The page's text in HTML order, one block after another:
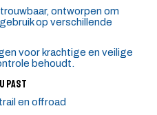
ontworpen om
op verschillende
voor krachtige en veilige
behoudt.
past
en offroad